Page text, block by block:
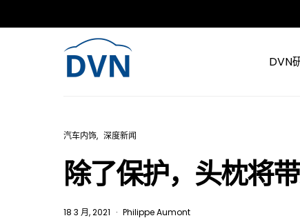
DVN
汽车内饰 深度新闻
除了保护，头枕将
18 3 月, 2021 Philippe Aumont